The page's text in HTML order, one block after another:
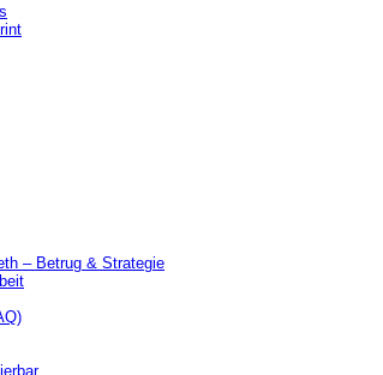
– Betrug & Strategie